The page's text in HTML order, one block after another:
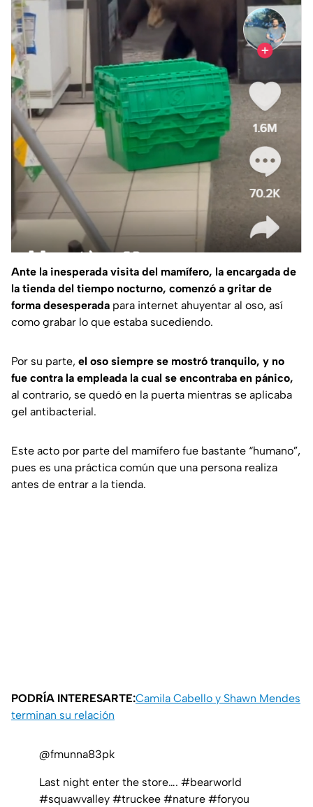
Ante la inesperada visita del mamífero, la encargada de
la tienda del tiempo nocturno, comenzó a gritar de
forma desesperada para internet ahuyentar al oso, así
como grabar lo que estaba sucediendo.
Por su parte, el oso siempre se mostró tranquilo, y no
fue contra la empleada la cual se encontraba en pánico,
al contrario, se quedó en la puerta mientras se aplicaba
gel antibacterial.
Este acto por parte del mamífero fue bastante “humano”,
pues es una práctica común que una persona realiza
antes de entrar a la tienda.
PODRÍA INTERESARTE:Camila Cabello y Shawn Mendes
terminan su relación
@fmunna83pk
Last night enter the store…. #bearworld
#squawvalley #truckee #nature #foryou